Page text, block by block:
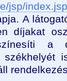
jsp/index.jsp
A
díjakat
a
székhelyét